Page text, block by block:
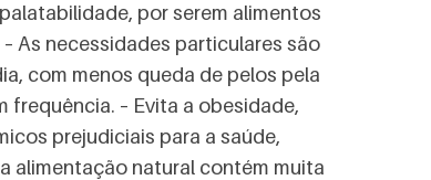
por serem alimentos
As necessidades particulares são
com menos queda de pelos pela
frequência. – Evita a obesidade,
prejudiciais para a saúde,
alimentação natural contém muita